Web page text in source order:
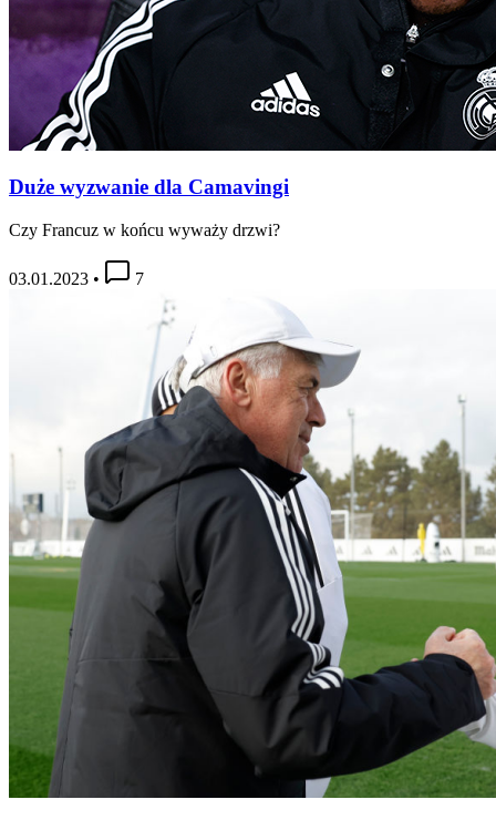
Duże wyzwanie dla Camavingi
Czy Francuz w końcu wyważy drzwi?
03.01.2023 • 7